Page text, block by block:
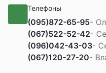
Телефоны
(095)872-65-95-
(067)522-52-42-
(096)042-43-03-
(067)120-27-20-